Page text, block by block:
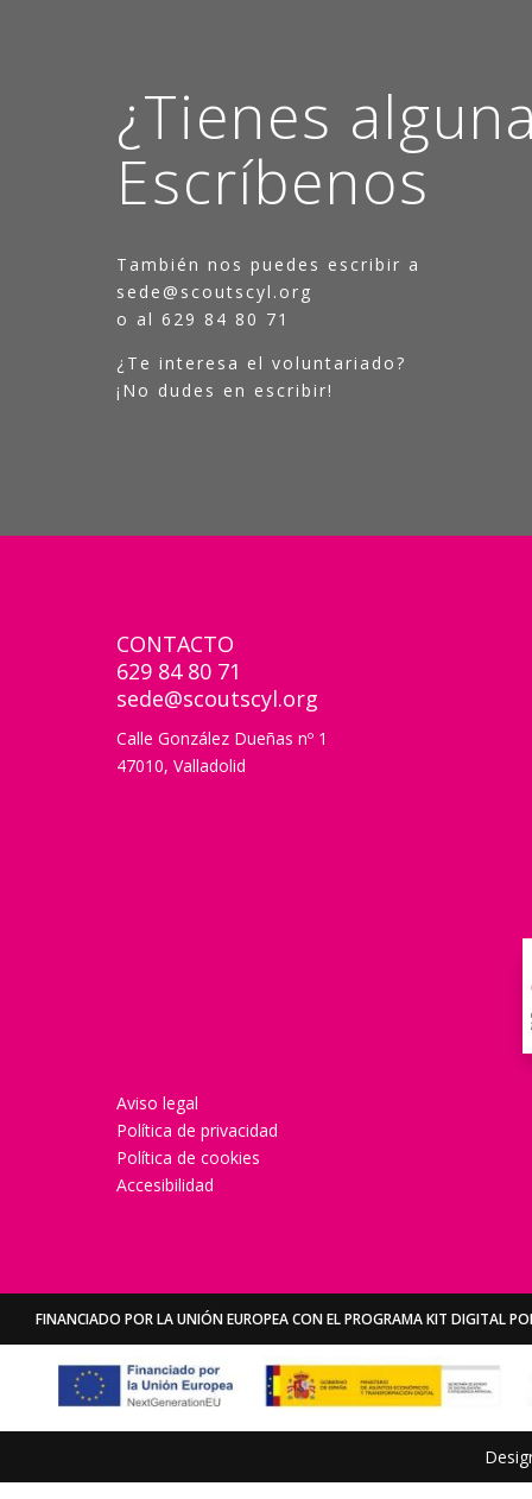
¿Tienes
Escríbenos
También nos puedes escribir a
sede@scoutscyl.org
o al 629 84 80 71
¿Te interesa el voluntariado?
¡No dudes en escribir!
CONTACTO
629 84 80 71
sede@scoutscyl.org
Calle González Dueñas nº 1
47010, Valladolid
Aviso legal
Política de privacidad
Política de cookies
Accesibilidad
FINANCIADO POR LA UNIÓN EUROPEA CON EL PROGRAMA KIT DIGITAL